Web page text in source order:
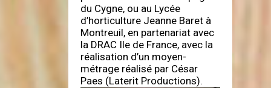
du Cygne, ou au Lycée
d’horticulture Jeanne Baret à
Montreuil, en partenariat avec
la DRAC Ile de France, avec la
réalisation d’un moyen-
métrage réalisé par César
Paes (Laterit Productions).